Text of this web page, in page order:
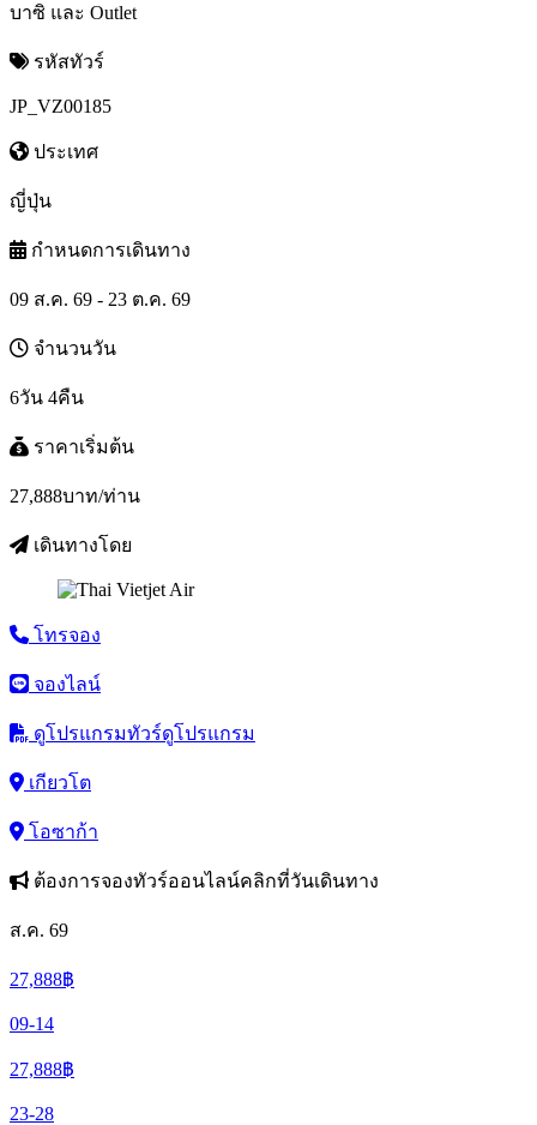
บาซิ และ Outlet
รหัสทัวร์
JP_VZ00185
ประเทศ
ญี่ปุ่น
กำหนดการเดินทาง
09 ส.ค. 69 - 23 ต.ค. 69
จำนวนวัน
6วัน 4คืน
ราคาเริ่มต้น
27,888บาท/ท่าน
เดินทางโดย
โทรจอง
จองไลน์
ดูโปรแกรมทัวร์ดูโปรแกรม
เกียวโต
โอซาก้า
ต้องการจองทัวร์ออนไลน์คลิกที่วันเดินทาง
ส.ค. 69
27,888฿
09-14
27,888฿
23-28